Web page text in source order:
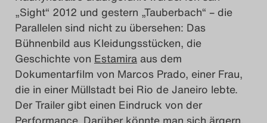
Archiv
Impressum
Nutzungsbedingungen
„Sight“ 2012 und gestern „Tauberbach“ – die
Parallelen sind nicht zu übersehen: Das
Bühnenbild aus Kleidungsstücken, die
Geschichte von Estamira aus dem
Dokumentarfilm von Marcos Prado, einer Frau,
die in einer Müllstadt bei Rio de Janeiro lebte.
Der Trailer gibt einen Eindruck von der